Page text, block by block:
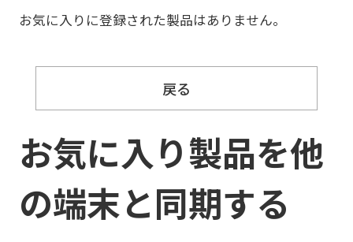
お気に入りに登録された製品はありません。
戻る
お気に入り製品を他
の端末と同期する